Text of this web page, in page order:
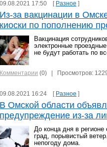
09.08.2021 17:50 [ Разное ]
Из-за вакцинации в
киоски по пополнению
Вакцинация
электронные
не будут работать по
Комментарии (0) | Просмотров:
09.08.2021 16:24 [ Разное ]
В Омской области
предупреждение из-за
До конца дня в
град, порывистый
непогоду дома.